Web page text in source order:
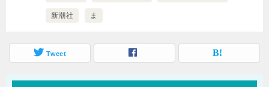
新潮社 ま
Tweet